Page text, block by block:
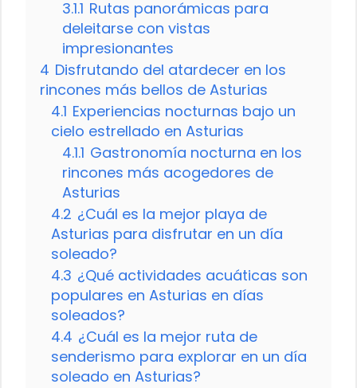
3.1.1 Rutas panorámicas para
deleitarse con vistas
impresionantes
4 Disfrutando del atardecer en los
rincones más bellos de Asturias
4.1 Experiencias nocturnas bajo un
cielo estrellado en Asturias
4.1.1 Gastronomía nocturna en los
rincones más acogedores de
Asturias
4.2 ¿Cuál es la mejor playa de
Asturias para disfrutar en un día
soleado?
4.3 ¿Qué actividades acuáticas son
populares en Asturias en días
soleados?
4.4 ¿Cuál es la mejor ruta de
senderismo para explorar en un día
soleado en Asturias?